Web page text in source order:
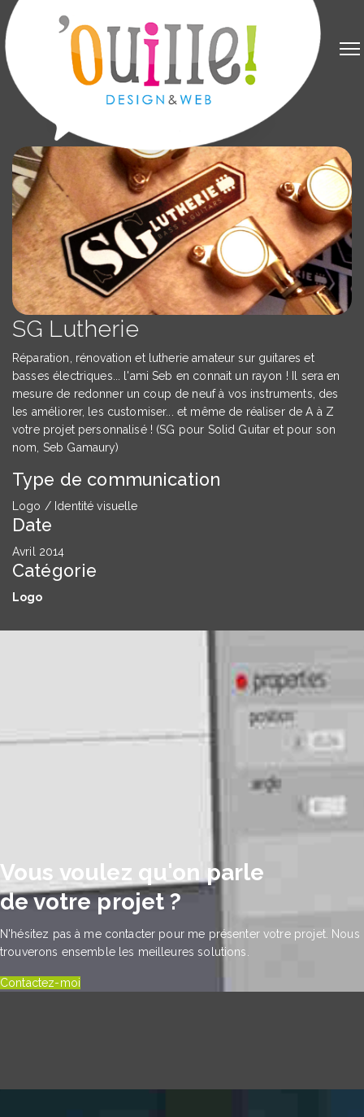
SG Lutherie
Réparation, rénovation et lutherie amateur sur guitares et
basses électriques... l'ami Seb en connait un rayon ! Il sera en
mesure de redonner un coup de neuf à vos instruments, des
les améliorer, les customiser... et même de réaliser de A à Z
votre projet personnalisé ! (SG pour Solid Guitar et pour son
nom, Seb Gamaury)
Type de communication
Logo / Identité visuelle
Date
Avril 2014
Catégorie
Logo
Vous voulez qu'on parle
de votre projet ?
N'hésitez pas à me contacter pour me présenter votre projet. Nous
trouverons ensemble les meilleures solutions.
Contactez-moi